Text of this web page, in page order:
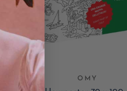
OMY